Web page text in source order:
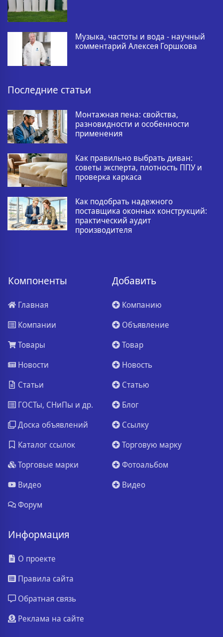
Музыка, частоты и вода - научный
комментарий Алексея Горшкова
Последние статьи
Монтажная пена: свойства,
разновидности и особенности
применения
Как правильно выбрать диван:
советы эксперта, плотность ППУ и
проверка каркаса
Как подобрать надежного
поставщика оконных конструкций:
практический аудит
производителя
Компоненты
Главная
Компании
Товары
Новости
Статьи
ГОСТы, СНиПы и др.
Доска объявлений
Каталог ссылок
Торговые марки
Видео
Форум
Добавить
Компанию
Объявление
Товар
Новость
Статью
Блог
Ссылку
Торговую марку
Фотоальбом
Видео
Информация
О проекте
Правила сайта
Обратная связь
Реклама на сайте